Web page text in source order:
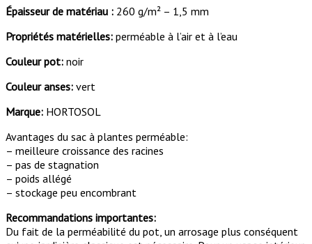
Épaisseur de matériau : 260 g/m² – 1,5 mm
Propriétés matérielles: perméable à l’air et à l’eau
Couleur pot: noir
Couleur anses: vert
Marque: HORTOSOL
Avantages du sac à plantes perméable:
– meilleure croissance des racines
– pas de stagnation
– poids allégé
– stockage peu encombrant
Recommandations importantes:
Du fait de la perméabilité du pot, un arrosage plus conséquent